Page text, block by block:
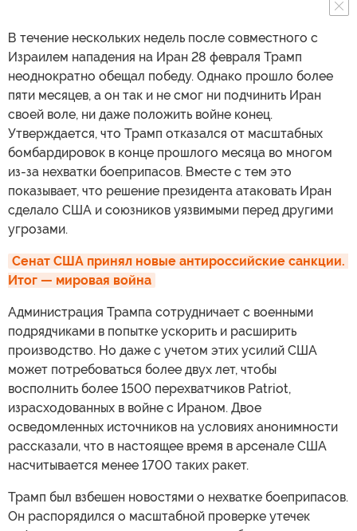
В течение нескольких недель после совместного с
Израилем нападения на Иран 28 февраля Трамп
неоднократно обещал победу. Однако прошло более
пяти месяцев, а он так и не смог ни подчинить Иран
своей воле, ни даже положить войне конец.
Утверждается, что Трамп отказался от масштабных
бомбардировок в конце прошлого месяца во многом
из-за нехватки боеприпасов. Вместе с тем это
показывает, что решение президента атаковать Иран
сделало США и союзников уязвимыми перед другими
угрозами.
Сенат США принял новые антироссийские санкции.
Итог — мировая война
Администрация Трампа сотрудничает с военными
подрядчиками в попытке ускорить и расширить
производство. Но даже с учетом этих усилий США
может потребоваться более двух лет, чтобы
восполнить более 1500 перехватчиков Patriot,
израсходованных в войне с Ираном. Двое
осведомленных источников на условиях анонимности
рассказали, что в настоящее время в арсенале США
насчитывается менее 1700 таких ракет.
Трамп был взбешен новостями о нехватке боеприпасов.
Он распорядился о масштабной проверке утечек